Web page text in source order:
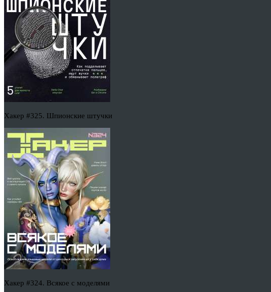
Хакер #325. Шпионские штучки
Хакер #324. Всякое с моделями